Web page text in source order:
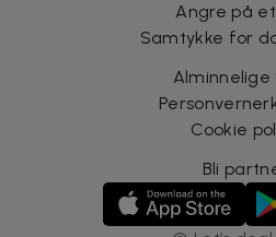
Angre på
Samtykke for
Alminnelige
Cookie
Bli